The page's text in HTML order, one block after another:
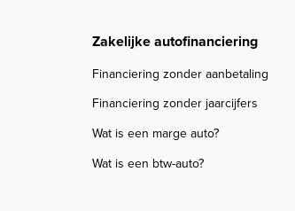
Zakelijke autofinanciering
Financiering zonder aanbetaling
Financiering zonder jaarcijfers
Wat is een marge auto?
Wat is een btw-auto?